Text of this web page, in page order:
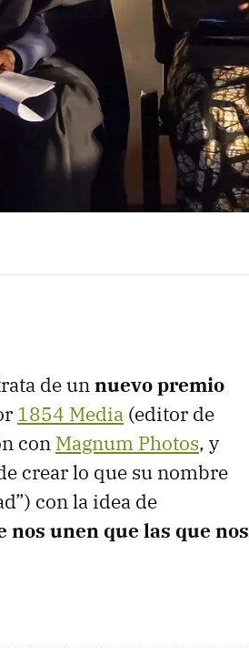
de unnuevo premio
1854 Media (editor de
con Magnum Photos, y
crear lo que su nombre
con la idea de
nos unen que las que nos